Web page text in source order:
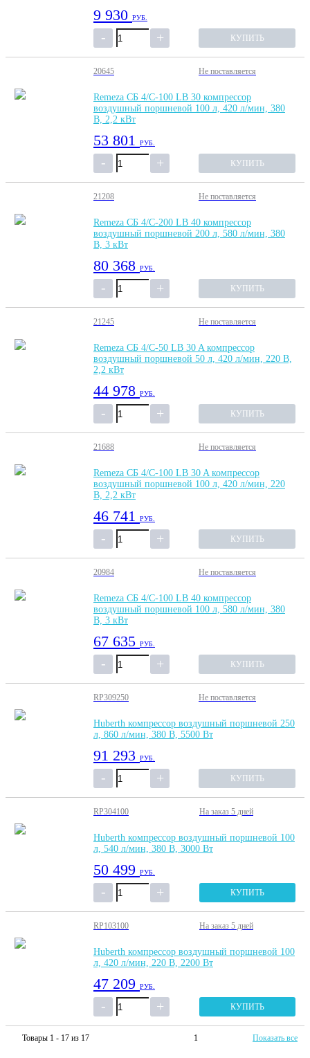
9 930 РУБ.
КУПИТЬ
20645 Не поставляется
Remeza СБ 4/С-100 LB 30 компрессор
воздушный поршневой 100 л, 420 л/мин, 380
В, 2,2 кВт
53 801 РУБ.
КУПИТЬ
21208 Не поставляется
Remeza СБ 4/С-200 LB 40 компрессор
воздушный поршневой 200 л, 580 л/мин, 380
В, 3 кВт
80 368 РУБ.
КУПИТЬ
21245 Не поставляется
Remeza СБ 4/С-50 LB 30 A компрессор
воздушный поршневой 50 л, 420 л/мин, 220 В,
2,2 кВт
44 978 РУБ.
КУПИТЬ
21688 Не поставляется
Remeza СБ 4/С-100 LB 30 A компрессор
воздушный поршневой 100 л, 420 л/мин, 220
В, 2,2 кВт
46 741 РУБ.
КУПИТЬ
20984 Не поставляется
Remeza СБ 4/С-100 LB 40 компрессор
воздушный поршневой 100 л, 580 л/мин, 380
В, 3 кВт
67 635 РУБ.
КУПИТЬ
RP309250 Не поставляется
Huberth компрессор воздушный поршневой 250
л, 860 л/мин, 380 В, 5500 Вт
91 293 РУБ.
КУПИТЬ
RP304100 На заказ 5 дней
Huberth компрессор воздушный поршневой 100
л, 540 л/мин, 380 В, 3000 Вт
50 499 РУБ.
КУПИТЬ
RP103100 На заказ 5 дней
Huberth компрессор воздушный поршневой 100
л, 420 л/мин, 220 В, 2200 Вт
47 209 РУБ.
КУПИТЬ
Товары 1 - 17 из 17 1 Показать все